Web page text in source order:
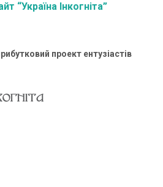
“Україна Інкогніта”
проект ентузіастів